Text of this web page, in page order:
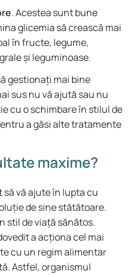
. Acestea sunt bune
glicemia să crească mai
în fructe, legume,
și leguminoase.
gestionați mai bine
sus nu vă ajută sau nu
cu o schimbare în stilul de
a găsi alte tratamente
maxime?
vă ajute în lupta cu
de sine stătătoare.
stil de viață sănătos.
a acționa cel mai
cu un regim alimentar
Astfel, organismul